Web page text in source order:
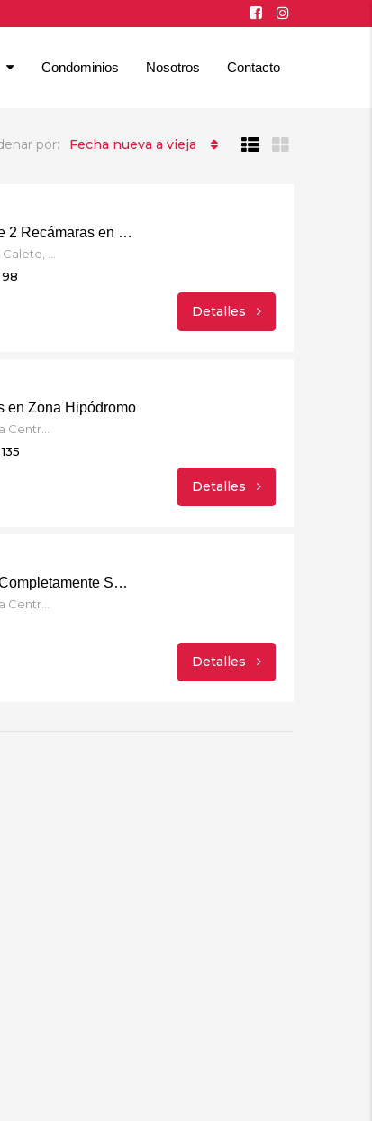
Condominios Nosotros Contacto
por: Fecha nueva a vieja
The Park – Depas de Lujo de 2 Recámaras en Plaza Toreo
Detalles
en Zona Hipódromo
Detalles
Link – Innovador Desarrollo Completamente Smart
Detalles